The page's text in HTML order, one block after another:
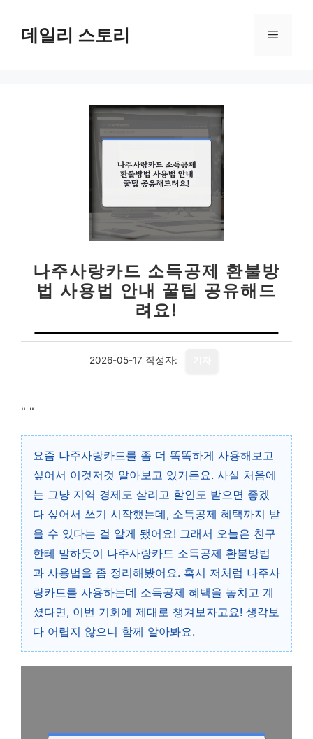
데일리 스토리 메
나주사랑카드 소득공제 환불방
법 사용법 안내 꿀팁 공유해드
려요!
2026-05-17 작성자:
" "
요즘 나주사랑카드를 좀 더 똑똑하게 사용해보고
싶어서 이것저것 알아보고 있거든요. 사실 처음에
는 그냥 지역 경제도 살리고 할인도 받으면 좋겠
다 싶어서 쓰기 시작했는데, 소득공제 혜택까지 받
을 수 있다는 걸 알게 됐어요! 그래서 오늘은 친구
한테 말하듯이 나주사랑카드 소득공제 환불방법
과 사용법을 좀 정리해봤어요. 혹시 저처럼 나주사
랑카드를 사용하는데 소득공제 혜택을 놓치고 계
셨다면, 이번 기회에 제대로 챙겨보자고요! 생각보
다 어렵지 않으니 함께 알아봐요.